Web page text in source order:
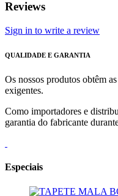
Reviews
Sign in to write a review
QUALIDADE E GARANTIA
Os nossos produtos obtêm
exigentes.
Como importadores e
garantia do fabricante
Especiais